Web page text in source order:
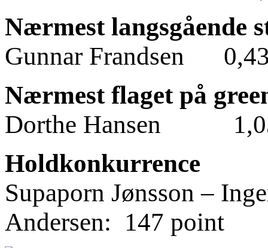
Nærmest langsgående
Gunnar Frandsen
Nærmest flaget på
Dorthe Hansen
Holdkonkurrence
Supaporn Jønsson –
Andersen: 147 point